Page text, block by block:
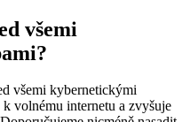
všemi
všemi kybernetickými
volnému internetu a zvyšuje